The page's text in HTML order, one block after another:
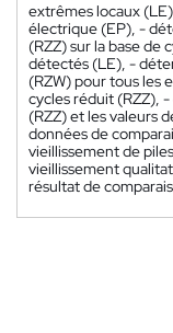
extrêmes locaux
électrique (EP), -
(RZZ) sur la base de
détectés (LE), -
(RZW) pour tous les
cycles réduit (RZZ),
(RZZ) et les valeurs
données de
vieillissement de
vieillissement
résultat de